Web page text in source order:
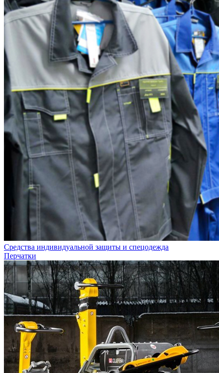
Средства индивидуальной защиты и спецодежда
Перчатки